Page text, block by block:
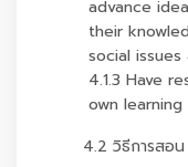
advance
their
social
4.1.3 Have
own
4.2 วิธีการสอน